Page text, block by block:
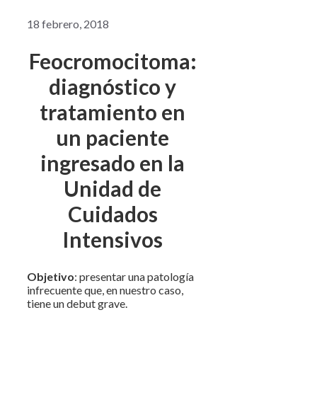
18 febrero, 2018
Feocromocitoma:
diagnóstico y
tratamiento en
un paciente
ingresado en la
Unidad de
Cuidados
Intensivos
Objetivo: presentar una patología
infrecuente que, en nuestro caso,
tiene un debut grave.